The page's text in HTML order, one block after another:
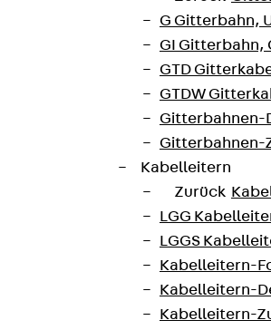
G Gitterbahn,
GI Gitterbahn,
GTD
GTDW
Gitterbahnen-
Gitterbahnen-
Kabelleitern
Zurück
LGG
LGGS
Kabelleitern-
Kabelleitern-
Kabelleitern-
bis Zukunft.